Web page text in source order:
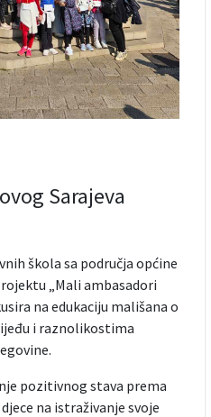
Sarajeva
škola sa područja općine
„Mali ambasadori
na edukaciju mališana o
i raznolikostima
pozitivnog stava prema
na istraživanje svoje